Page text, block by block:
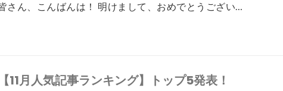
さん、こんばんは！ 明けまして、おめでとうござい…
【11月人気記事ランキング】トップ5発表！